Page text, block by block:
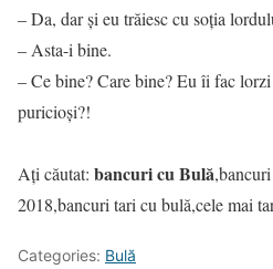
– Da, dar şi eu trăiesc cu soţia
– Asta-i bine.
– Ce bine? Care bine? Eu îi fac
puricioși?!
Ați căutat: bancuri cu Bulă
2018,bancuri tari cu bulă,cele mai
Categories: Bulă